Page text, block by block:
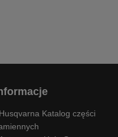
Husqvarna Katalog części